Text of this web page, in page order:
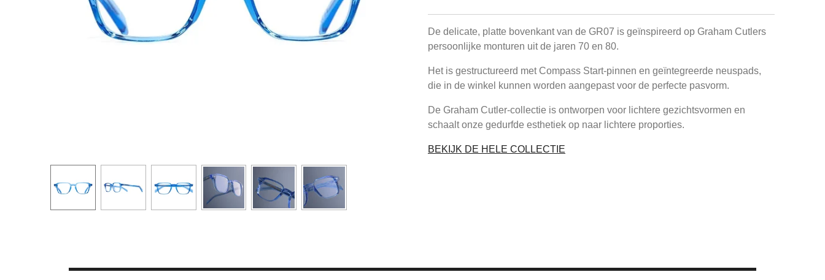
De delicate, platte bovenkant van de GR07 is geïnspireerd op Graham Cutlers
persoonlijke monturen uit de jaren 70 en 80.
Het is gestructureerd met Compass Start-pinnen en geïntegreerde neuspads,
die in de winkel kunnen worden aangepast voor de perfecte pasvorm.
De Graham Cutler-collectie is ontworpen voor lichtere gezichtsvormen en
schaalt onze gedurfde esthetiek op naar lichtere proporties.
BEKIJK DE HELE COLLECTIE